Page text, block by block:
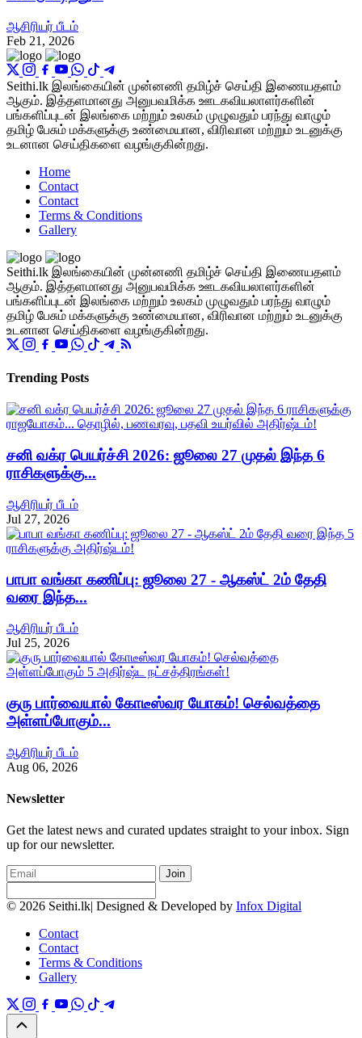
ஆசிரியர் பீடம்
Feb 21, 2026
Seithi.lk இலங்கையின் முன்னணி தமிழ்ச் செய்தி இணையதளம்
ஆகும். இத்தளமானது அனுபவமிக்க ஊடகவியலாளர்களின்
பங்களிப்புடன் இலங்கை மற்றும் உலகம் முழுவதும் பரந்து வாழும்
தமிழ் பேசும் மக்களுக்கு உண்மையான, விரிவான மற்றும் உடனுக்கு
உடனான செய்திகளை வழங்குகின்றது.
Home
Contact
Contact
Terms & Conditions
Gallery
Seithi.lk இலங்கையின் முன்னணி தமிழ்ச் செய்தி இணையதளம்
ஆகும். இத்தளமானது அனுபவமிக்க ஊடகவியலாளர்களின்
பங்களிப்புடன் இலங்கை மற்றும் உலகம் முழுவதும் பரந்து வாழும்
தமிழ் பேசும் மக்களுக்கு உண்மையான, விரிவான மற்றும் உடனுக்கு
உடனான செய்திகளை வழங்குகின்றது.
Trending Posts
சனி வக்ர பெயர்ச்சி 2026: ஜூலை 27 முதல் இந்த 6
ராசிகளுக்கு...
ஆசிரியர் பீடம்
Jul 27, 2026
பாபா வங்கா கணிப்பு: ஜூலை 27 - ஆகஸ்ட் 2ம் தேதி
வரை இந்த...
ஆசிரியர் பீடம்
Jul 25, 2026
குரு பார்வையால் கோடீஸ்வர யோகம்! செல்வத்தை
அள்ளப்போகும்...
ஆசிரியர் பீடம்
Aug 06, 2026
Newsletter
Get the latest news and curated updates straight to your inbox. Sign
up for our newsletter.
Join
© 2026 Seithi.lk| Designed & Developed by Infox Digital
Contact
Contact
Terms & Conditions
Gallery